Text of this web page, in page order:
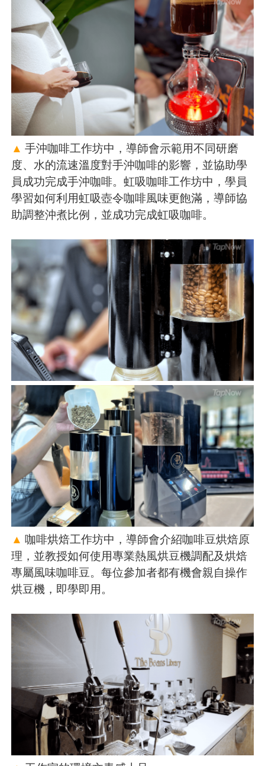
▲ 手沖咖啡工作坊中，導師會示範用不同研磨
度、水的流速溫度對手沖咖啡的影響，並協助學
員成功完成手沖咖啡。虹吸咖啡工作坊中，學員
學習如何利用虹吸壺令咖啡風味更飽滿，導師協
助調整沖煮比例，並成功完成虹吸咖啡。
▲ 咖啡烘焙工作坊中，導師會介紹咖啡豆烘焙原
理，並教授如何使用專業熱風烘豆機調配及烘焙
專屬風味咖啡豆。每位參加者都有機會親自操作
烘豆機，即學即用。